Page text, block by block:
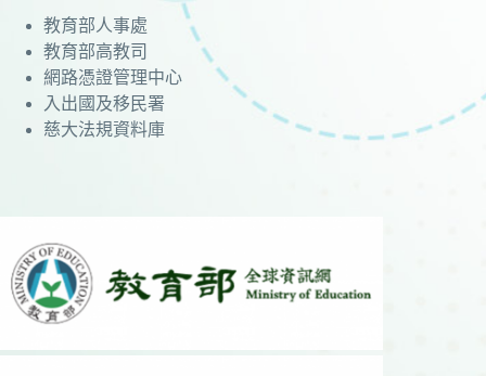
教育部人事處
教育部高教司
網路憑證管理中心
入出國及移民署
慈大法規資料庫